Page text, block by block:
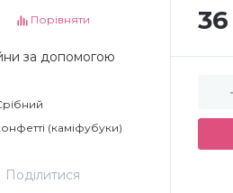
Порівняти
за допомогою
(каміфубуки)
Поділитися
36